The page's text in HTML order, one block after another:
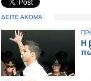
ΔΕΙΤΕ ΑΚΟΜΑ
Η